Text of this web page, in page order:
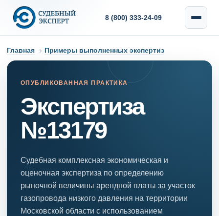
8 (800) 333-24-09
Главная → Примеры выполненных экспертиз
ОПУБЛИКОВАННАЯ ПРАКТИКА
Экспертиза
№13179
Судебная комплексная экономическая и
оценочная экспертиза по определению
рыночной величины арендной платы за участок
газопровода низкого давления на территории
Московской области с использованием